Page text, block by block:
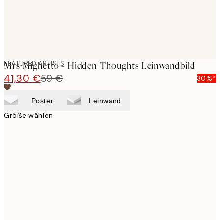
FEATURED ARTISTS
Mrs Mighetto - Hidden Thoughts Leinwandbild
41,30 €59 € 30%*
Poster Leinwand
Größe wählen